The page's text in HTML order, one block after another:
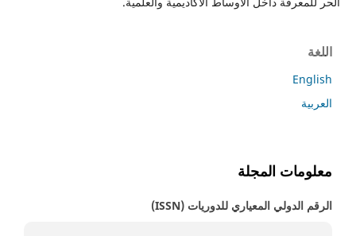
اللغة
English
العربية
معلومات المجلة
الرقم الدولي المعياري للدوريات (ISSN)